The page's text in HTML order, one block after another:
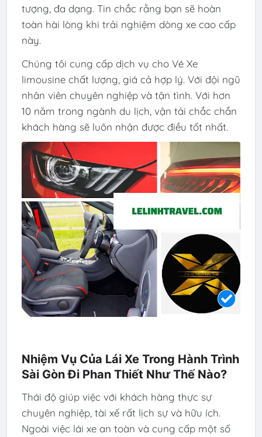
tượng, đa dạng. Tin chắc rằng bạn sẽ hoàn
toàn hài lòng khi trải nghiệm dòng xe cao cấp
này.
Chúng tôi cung cấp dịch vụ cho Vé Xe
limousine chất lượng, giá cả hợp lý. Với đội ngũ
nhân viên chuyên nghiệp và tận tình. Với hơn
10 năm trong ngành du lịch, vận tải chắc chắn
khách hàng sẽ luôn nhận được điều tốt nhất.
Nhiệm Vụ Của Lái Xe Trong Hành Trình
Sài Gòn Đi Phan Thiết Như Thế Nào?
Thái độ giúp việc với khách hàng thực sự
chuyên nghiệp, tài xế rất lịch sự và hữu ích.
Ngoài việc lái xe an toàn và cung cấp một số